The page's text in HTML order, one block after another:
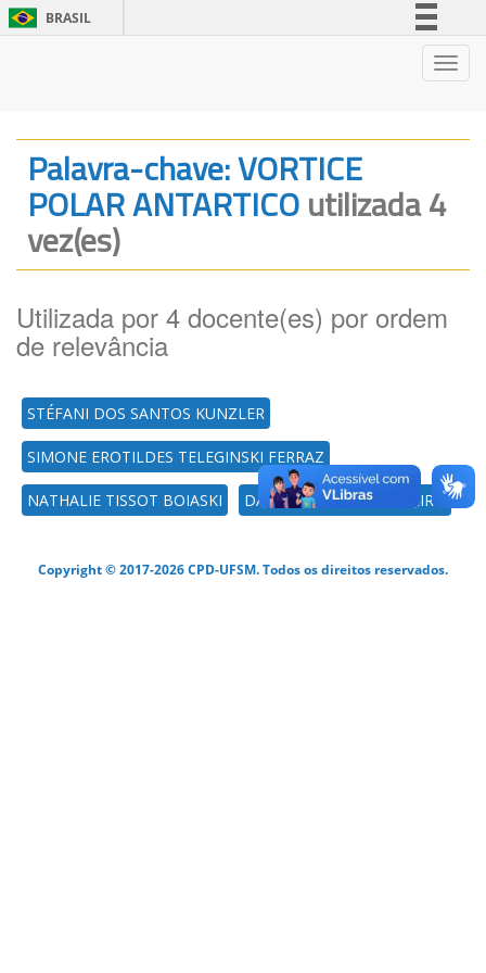
BRASIL
Legislação
Canais
Palavra-chave: VORTICE
POLAR ANTARTICOutilizada 4
vez(es)
Utilizada por 4 docente(es) por ordem
de relevância
STÉFANI DOS SANTOS KUNZLER
SIMONE EROTILDES TELEGINSKI FERRAZ
NATHALIE TISSOT BOIASKI DAMARIS KIRSCH PINHEIRO
Copyright © 2017-2026 CPD-UFSM. Todos os direitos reservados.